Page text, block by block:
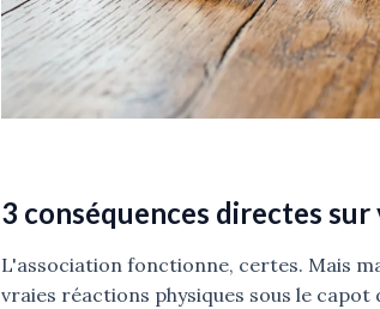
3 conséquences directes
L'association fonctionne, certes. Mais
vraies réactions physiques sous le capot